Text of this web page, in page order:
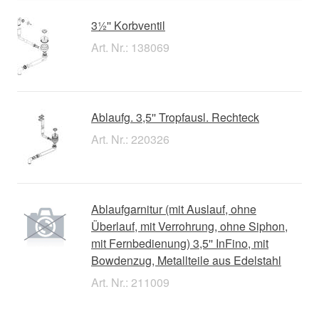
3½'' Korbventil
Art. Nr.: 138069
Ablaufg. 3,5'' Tropfausl. Rechteck
Art. Nr.: 220326
Ablaufgarnitur (mit Auslauf, ohne
Überlauf, mit Verrohrung, ohne Siphon,
mit Fernbedienung) 3,5'' InFino, mit
Bowdenzug, Metallteile aus Edelstahl
Art. Nr.: 211009